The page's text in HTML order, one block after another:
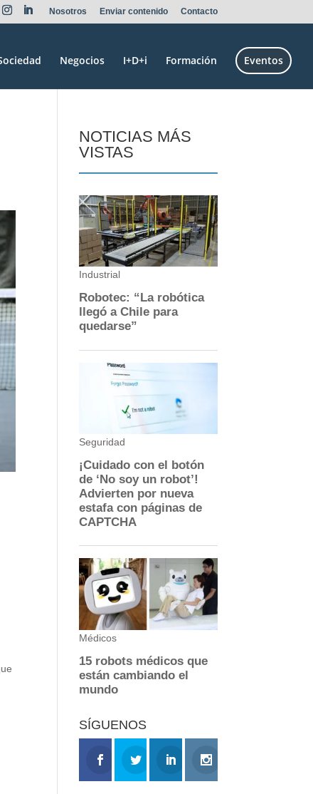
Nosotros Enviar contenido Contacto
Negocios I+D+i Formación Eventos
NOTICIAS MÁS
VISTAS
SÍGUENOS